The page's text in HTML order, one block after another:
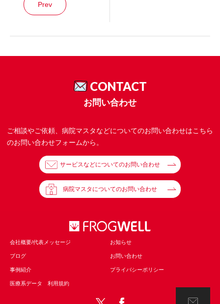
Prev
CONTACT
お問い合わせ
ご相談やご依頼、病院マスタなどについてのお問い合わせはこちら
のお問い合わせフォームから。
サービスなどについてのお問い合わせ
病院マスタについてのお問い合わせ
会社概要/代表メッセージ お知らせ
ブログ お問い合わせ
事例紹介 プライバシーポリシー
医療系データ 利用規約